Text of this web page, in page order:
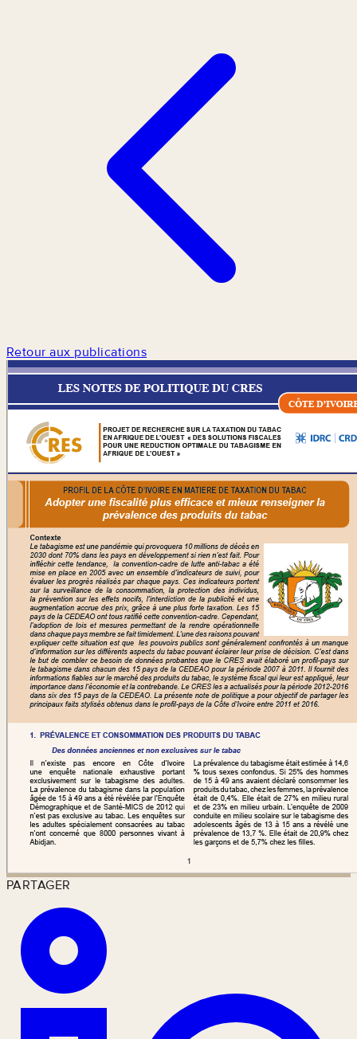
Retour aux publications
PARTAGER